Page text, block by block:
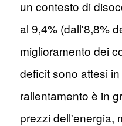
un contesto di
al 9,4% (dall'8,8%
miglioramento dei
deficit sono attesi
rallentamento è in
prezzi dell'energia,